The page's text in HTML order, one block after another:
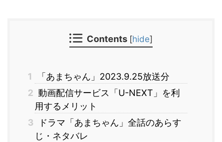
Contents [hide]
1
「あまちゃん」2023.9.25放送分
2 動画配信サービス「U-NEXT」を利
用するメリット
3
ドラマ「あまちゃん」全話のあらす
じ・ネタバレ